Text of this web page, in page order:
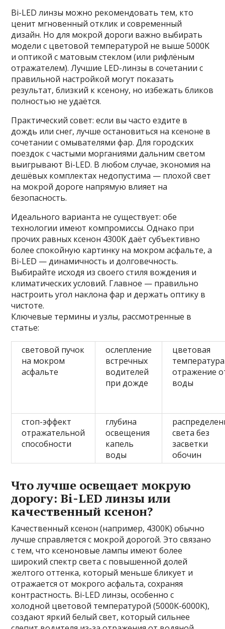
Bi-LED линзы можно рекомендовать тем, кто
ценит мгновенный отклик и современный
дизайн. Но для мокрой дороги важно выбирать
модели с цветовой температурой не выше 5000K
и оптикой с матовым стеклом (или рифлёным
отражателем). Лучшие LED-линзы в сочетании с
правильной настройкой могут показать
результат, близкий к ксенону, но избежать бликов
полностью не удаётся.
Практический совет: если вы часто ездите в
дождь или снег, лучше остановиться на ксеноне в
сочетании с омывателями фар. Для городских
поездок с частыми морганиями дальним светом
выигрывают Bi-LED. В любом случае, экономия на
дешёвых комплектах недопустима — плохой свет
на мокрой дороге напрямую влияет на
безопасность.
Идеального варианта не существует: обе
технологии имеют компромиссы. Однако при
прочих равных ксенон 4300K даёт субъективно
более спокойную картинку на мокром асфальте, а
Bi-LED — динамичность и долговечность.
Выбирайте исходя из своего стиля вождения и
климатических условий. Главное — правильно
настроить угол наклона фар и держать оптику в
чистоте.
Ключевые термины и узлы, рассмотренные в
статье:
световой пучок
на мокром
асфальте
ослепление
встречных
водителей
при дожде
цветовая
отражение
воды
стоп-эффект
отражательной
способности
глубина
освещения
капель
воды
света без
засветки
обочин
Что лучше освещает мокрую
дорогу: Bi-LED линзы или
качественный ксенон?
Качественный ксенон (например, 4300K) обычно
лучше справляется с мокрой дорогой. Это связано
с тем, что ксеноновые лампы имеют более
широкий спектр света с повышенной долей
желтого оттенка, который меньше бликует и
отражается от мокрого асфальта, сохраняя
контрастность. Bi-LED линзы, особенно с
холодной цветовой температурой (5000K-6000K),
создают яркий белый свет, который сильнее